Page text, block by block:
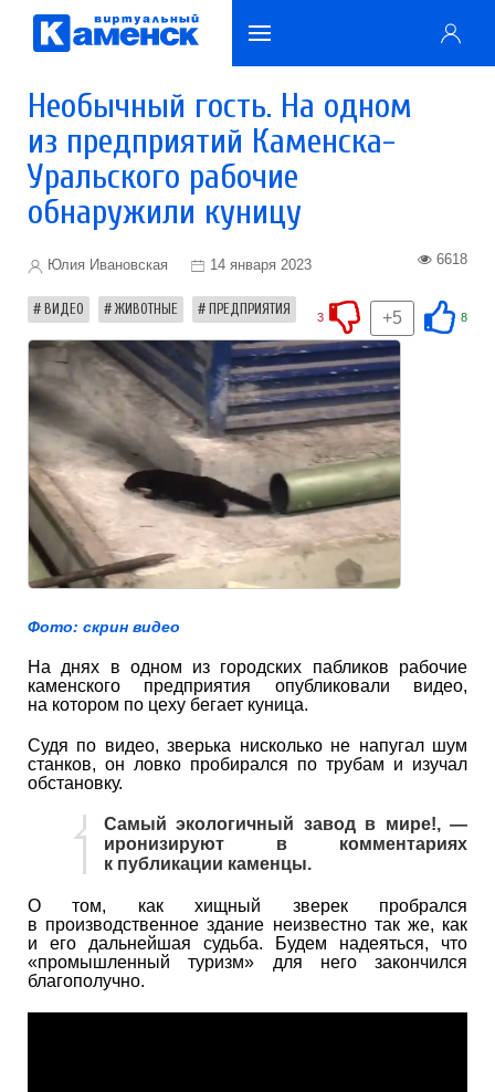
Необычный гость. На одном
из предприятий Каменска-
Уральского рабочие
обнаружили куницу
Юлия Ивановская 14 января 2023 6618
ВИДЕО ЖИВОТНЫЕ ПРЕДПРИЯТИЯ 8
+5
3
Фото: скрин видео
На днях в одном из городских пабликов рабочие
каменского предприятия опубликовали видео,
на котором по цеху бегает куница.
Судя по видео, зверька нисколько не напугал шум
станков, он ловко пробирался по трубам и изучал
обстановку.
Самый экологичный завод в мире!, —
иронизируют в комментариях
к публикации каменцы.
О том, как хищный зверек пробрался
в производственное здание неизвестно так же, как
и его дальнейшая судьба. Будем надеяться, что
«промышленный туризм» для него закончился
благополучно.